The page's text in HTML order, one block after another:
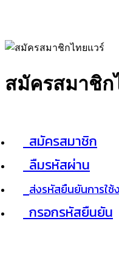
สมัครสมาชิก
สมัครสมาชิก
ลืมรหัสผ่าน
ส่งรหัสยืนยันการใช้
กรอกรหัสยืนยัน